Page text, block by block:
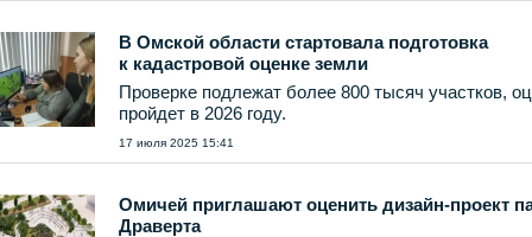
В Омской области стартовала подготовка
к кадастровой оценке земли
Проверке подлежат более 800 тысяч участков,
пройдет в 2026 году.
17 июля 2025 15:41
Омичей приглашают оценить дизайн-проект
Драверта